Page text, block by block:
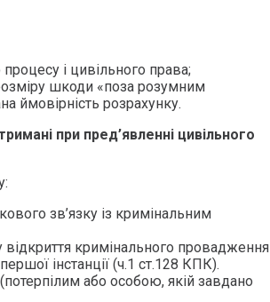
і цивільного права;
шкоди «поза розумним
ймовірність розрахунку.
при пред’явленні цивільного
зв’язку із кримінальним
кримінального провадження
інстанції (ч.1 ст.128 КПК).
або особою, якій завдано